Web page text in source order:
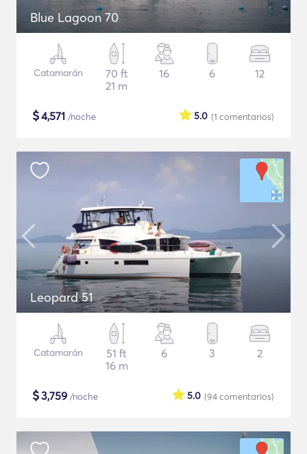
Blue Lagoon 70
Catamarán
70 ft
21 m
16 6 12
$4,571 /noche (1 comentarios)
5.0
Leopard 51
Catamarán
51 ft
16 m
6 3 2
$3,759 /noche (94comentarios)
5.0